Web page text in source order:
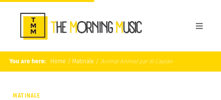
You are here: Home / Matinale / Animal Animal par Jil Caplan
MATINALE